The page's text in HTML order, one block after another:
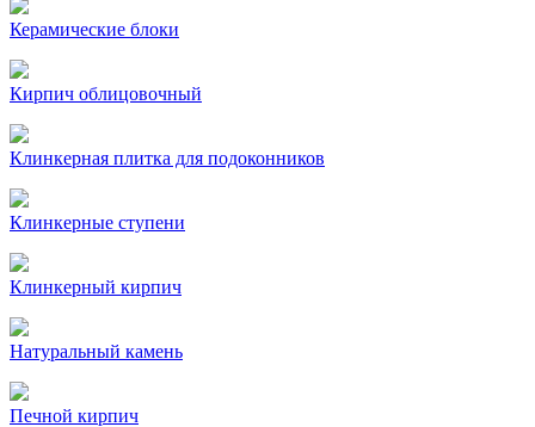
Керамические блоки
Кирпич облицовочный
Клинкерная плитка для подоконников
Клинкерные ступени
Клинкерный кирпич
Натуральный камень
Печной кирпич